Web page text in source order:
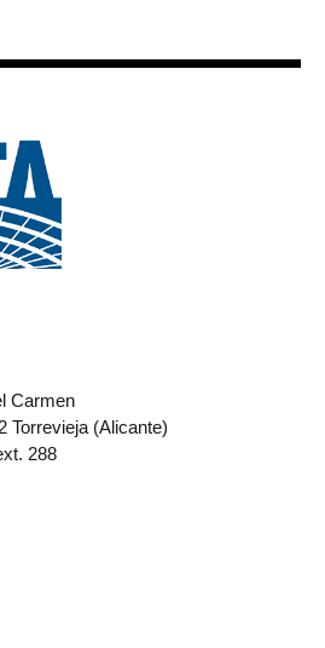
Carmen
Torrevieja (Alicante)
288